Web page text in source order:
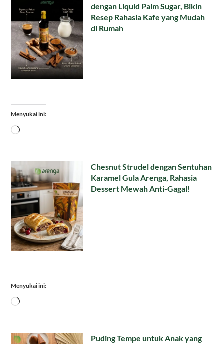
dengan Liquid Palm Sugar, Bikin
Resep Rahasia Kafe yang Mudah
di Rumah
Menyukai ini:
Memuat...
Chesnut Strudel dengan Sentuhan
Karamel Gula Arenga, Rahasia
Dessert Mewah Anti-Gagal!
Menyukai ini:
Memuat...
Puding Tempe untuk Anak yang